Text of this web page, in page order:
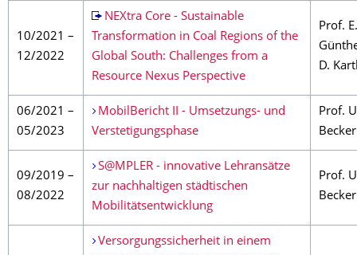
10/2021 –
12/2022
NEXtra Core - Sustainable
Transformation in Coal Regions of the
Global South: Challenges from a
Resource Nexus Perspective
Prof. E.
D.
06/2021 –
05/2023
MobilBericht II - Umsetzungs- und
Verstetigungsphase
Prof.
Becker
09/2019 –
08/2022
S@MPLER - innovative Lehransätze
zur nachhaltigen städtischen
Mobilitätsentwicklung
Prof.
Becker
Versorgungssicherheit in einem